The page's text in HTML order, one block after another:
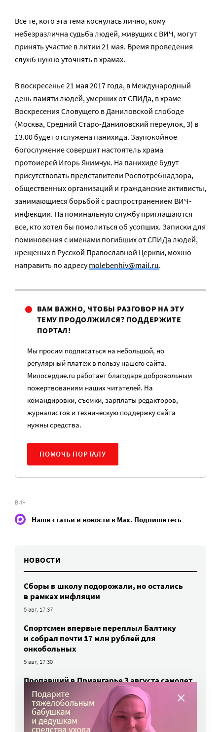
Все те, кого эта тема коснулась лично, кому
небезразлична судьба людей, живущих с ВИЧ, могут
принять участие в литии 21 мая. Время проведения
служб нужно уточнять в храмах.
В воскресенье 21 мая 2017 года, в Международный
день памяти людей, умерших от СПИДа, в храме
Воскресения Словущего в Даниловской слободе
(Москва, Средний Старо-Даниловский переулок, 3) в
13.00 будет отслужена панихида. Заупокойное
богослужение совершит настоятель храма
протоиерей Игорь Якимчук. На панихиде будут
присутствовать представители Роспотребнадзора,
общественных организаций и гражданские активисты,
занимающиеся борьбой с распространением ВИЧ-
инфекции. На поминальную службу приглашаются
все, кто хотел бы помолиться об усопших. Записки для
поминовения с именами погибших от СПИДа людей,
крещеных в Русской Православной Церкви, можно
направить по адресуmolebenhiv@mail.ru.
ВАМ ВАЖНО, ЧТОБЫ РАЗГОВОР НА ЭТУ
ТЕМУ ПРОДОЛЖИЛСЯ? ПОДДЕРЖИТЕ
ПОРТАЛ!
Мы просим подписаться на небольшой, но
регулярный платеж в пользу нашего сайта.
Милосердие.ru работает благодаря добровольным
пожертвованиям наших читателей. На
командировки, съемки, зарплаты редакторов,
журналистов и техническую поддержку сайта
нужны средства.
ПОМОЧЬ ПОРТАЛУ
ВИЧ
Наши статьи и новости в Max. Подпишитесь
НОВОСТИ
Сборы в школу подорожали, но остались
в рамках инфляции
5 авг, 17:37
Спортсмен впервые переплыл Балтику
и собрал почти 17 млн рублей для
онкобольных
5 авг, 17:30
Пропавший в Приангарье 3 августа самолет
найден, оба летчика живы
5 авг, 15:48
Семьи погибших на СВО не исключат